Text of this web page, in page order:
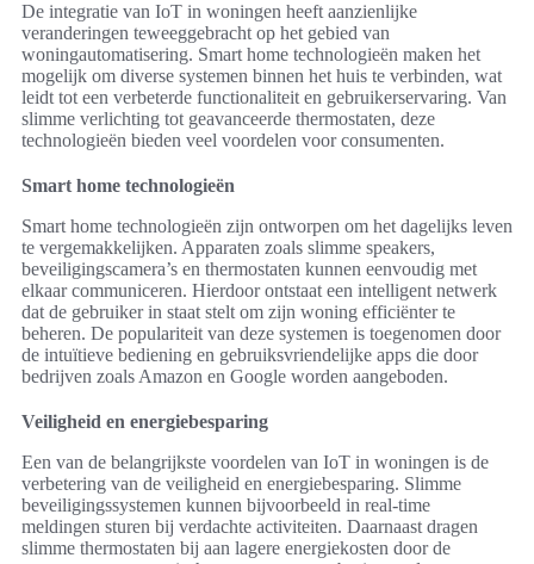
De integratie van IoT in woningen heeft aanzienlijke
veranderingen teweeggebracht op het gebied van
woningautomatisering. Smart home technologieën maken het
mogelijk om diverse systemen binnen het huis te verbinden, wat
leidt tot een verbeterde functionaliteit en gebruikerservaring. Van
slimme verlichting tot geavanceerde thermostaten, deze
technologieën bieden veel voordelen voor consumenten.
Smart home technologieën
Smart home technologieën zijn ontworpen om het dagelijks leven
te vergemakkelijken. Apparaten zoals slimme speakers,
beveiligingscamera’s en thermostaten kunnen eenvoudig met
elkaar communiceren. Hierdoor ontstaat een intelligent netwerk
dat de gebruiker in staat stelt om zijn woning efficiënter te
beheren. De populariteit van deze systemen is toegenomen door
de intuïtieve bediening en gebruiksvriendelijke apps die door
bedrijven zoals Amazon en Google worden aangeboden.
Veiligheid en energiebesparing
Een van de belangrijkste voordelen van IoT in woningen is de
verbetering van de veiligheid en energiebesparing. Slimme
beveiligingssystemen kunnen bijvoorbeeld in real-time
meldingen sturen bij verdachte activiteiten. Daarnaast dragen
slimme thermostaten bij aan lagere energiekosten door de